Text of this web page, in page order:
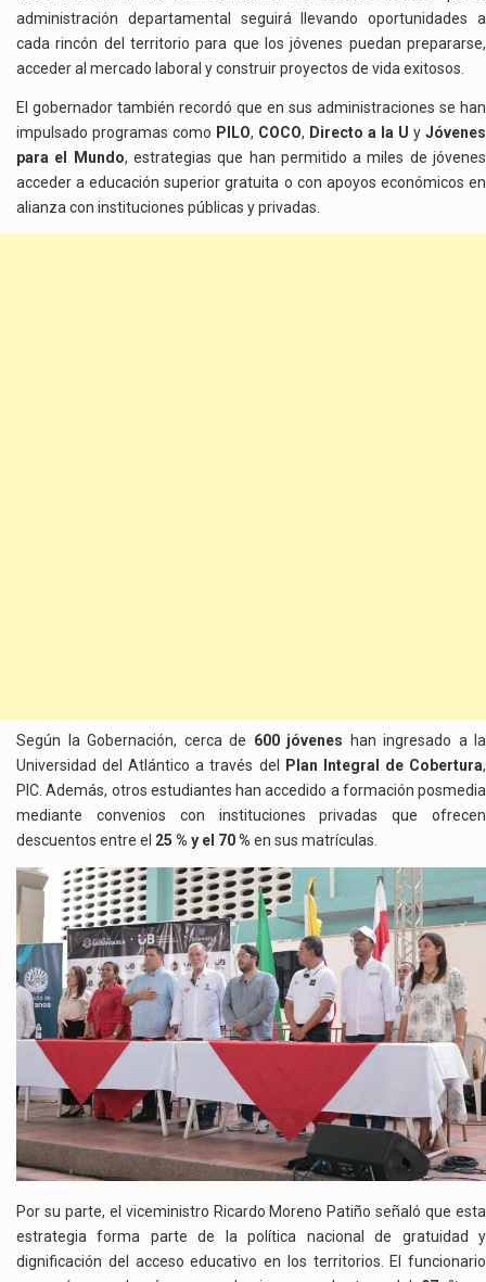
administración departamental seguirá llevando oportunidades a
cada rincón del territorio para que los jóvenes puedan prepararse,
acceder al mercado laboral y construir proyectos de vida exitosos.
El gobernador también recordó que en sus administraciones se han
impulsado programas como PILO, COCO, Directo a la U y Jóvenes
para el Mundo, estrategias que han permitido a miles de jóvenes
acceder a educación superior gratuita o con apoyos económicos en
alianza con instituciones públicas y privadas.
Según la Gobernación, cerca de 600 jóvenes han ingresado a la
Universidad del Atlántico a través del
Plan Integral de Cobertura,
PIC. Además, otros estudiantes han accedido a formación posmedia
mediante convenios con instituciones privadas que ofrecen
descuentos entre el 25 % y el 70 % en sus matrículas.
Por su parte, el viceministro Ricardo Moreno Patiño señaló que esta
estrategia forma parte de la política nacional de gratuidad y
dignificación del acceso educativo en los territorios. El funcionario